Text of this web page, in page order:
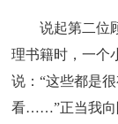
说起第二位
理书籍时，一个
说：“这些都是
看……”正当我向